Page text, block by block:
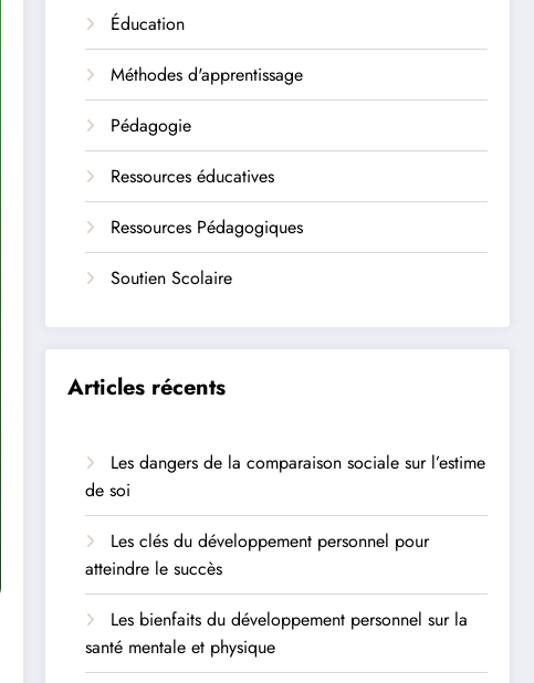
Éducation
Méthodes d'apprentissage
Pédagogie
Ressources éducatives
Ressources Pédagogiques
Soutien Scolaire
Articles récents
Les dangers de la comparaison sociale sur l’estime
de soi
Les clés du développement personnel pour
atteindre le succès
Les bienfaits du développement personnel sur la
santé mentale et physique